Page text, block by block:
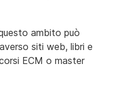
ambito può
siti web, libri e
ECM o master